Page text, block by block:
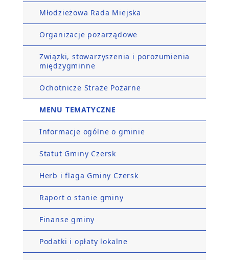
Młodzieżowa Rada Miejska
Organizacje pozarządowe
Związki, stowarzyszenia i porozumienia
międzygminne
Ochotnicze Straże Pożarne
MENU TEMATYCZNE
Informacje ogólne o gminie
Statut Gminy Czersk
Herb i flaga Gminy Czersk
Raport o stanie gminy
Finanse gminy
Podatki i opłaty lokalne